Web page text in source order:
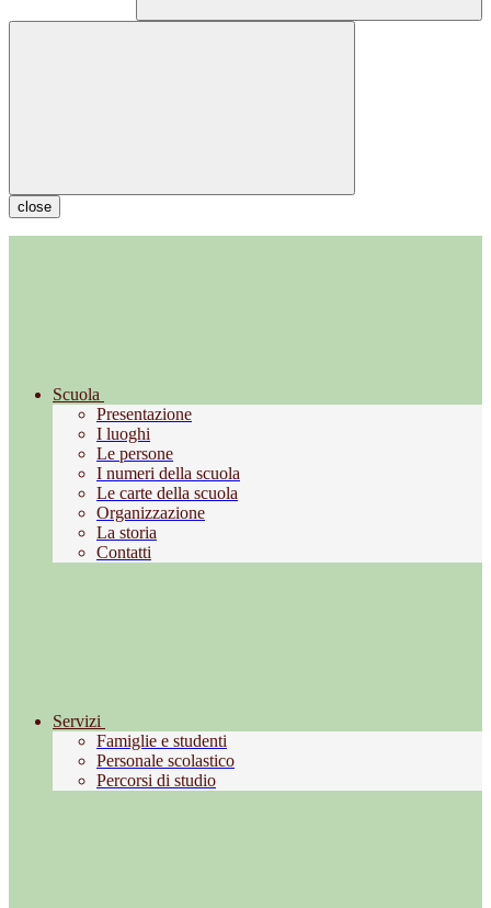
close
Scuola
Presentazione
I luoghi
Le persone
I numeri della scuola
Le carte della scuola
Organizzazione
La storia
Contatti
Servizi
Famiglie e studenti
Personale scolastico
Percorsi di studio